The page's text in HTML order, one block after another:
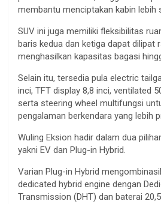
membantu menciptakan kabin lebih
SUV ini juga memiliki fleksibilitas
baris kedua dan ketiga dapat dilipat
menghasilkan kapasitas bagasi
Selain itu, tersedia pula electric
inci, TFT display 8,8 inci, ventilated
serta steering wheel multifungsi
pengalaman berkendara yang lebih
Wuling Eksion hadir dalam dua
yakni EV dan Plug-in Hybrid.
Varian Plug-in Hybrid
dedicated hybrid engine dengan
Transmission (DHT) dan baterai